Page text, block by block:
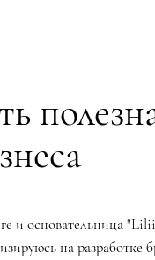
и основательница
на разработке